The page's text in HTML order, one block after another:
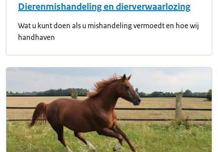
Dierenmishandeling en dierverwaarlozing
Wat u kunt doen als u mishandeling vermoedt en hoe wij
handhaven